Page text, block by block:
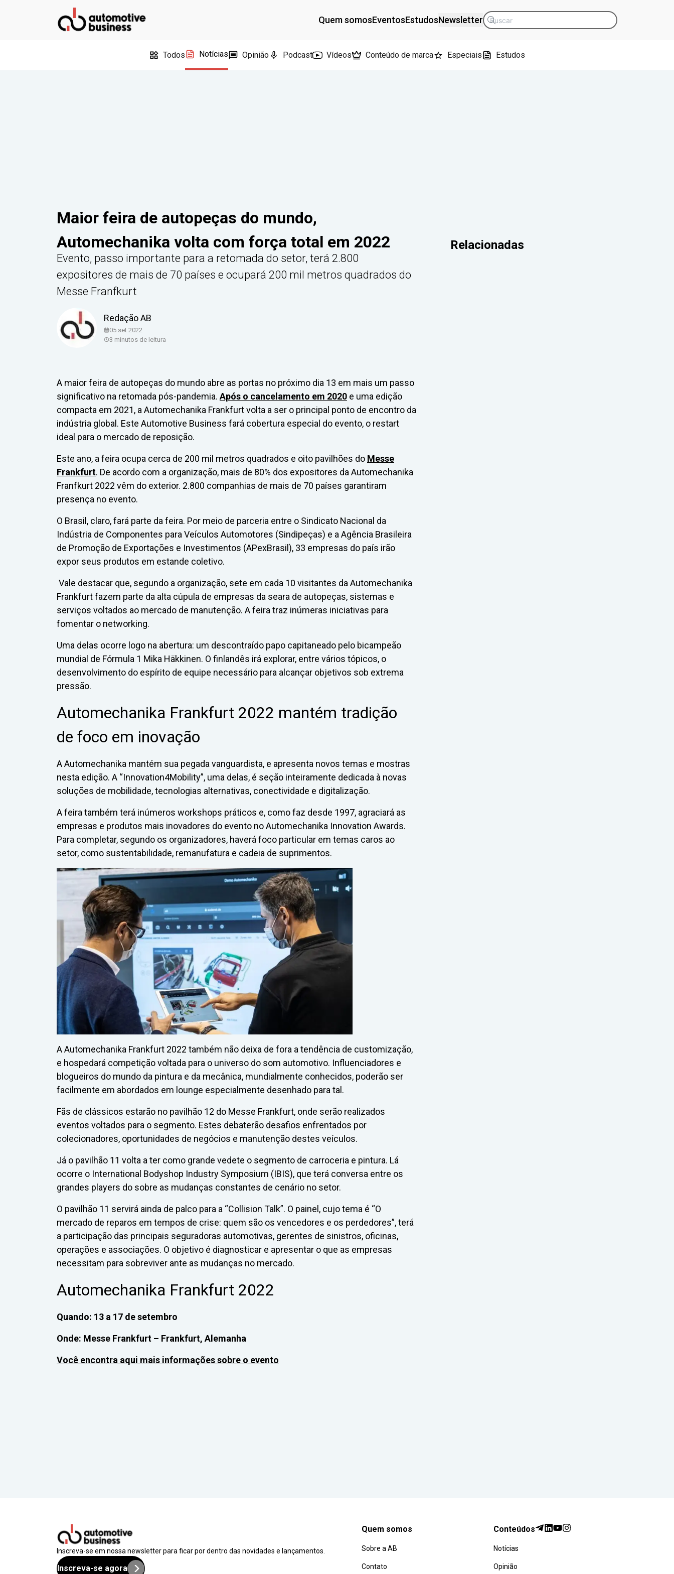
Quem somosEventosEstudosNewsletter
Todos Notícias Opinião Podcast Vídeos Conteúdo de marca Especiais Estudos
Maior feira de autopeças do mundo,
Automechanika volta com força total em 2022
Evento, passo importante para a retomada do setor, terá 2.800
expositores de mais de 70 países e ocupará 200 mil metros quadrados do
Messe Franfkurt
Redação AB
05 set 2022
3 minutos de leitura
A maior feira de autopeças do mundo abre as portas no próximo dia 13 em mais um passo
significativo na retomada pós-pandemia. Após o cancelamento em 2020 e uma edição
compacta em 2021, a Automechanika Frankfurt volta a ser o principal ponto de encontro da
indústria global. Este Automotive Business fará cobertura especial do evento, o restart
ideal para o mercado de reposição.
Este ano, a feira ocupa cerca de 200 mil metros quadrados e oito pavilhões do Messe
Frankfurt. De acordo com a organização, mais de 80% dos expositores da Automechanika
Franfkurt 2022 vêm do exterior. 2.800 companhias de mais de 70 países garantiram
presença no evento.
O Brasil, claro, fará parte da feira. Por meio de parceria entre o Sindicato Nacional da
Indústria de Componentes para Veículos Automotores (Sindipeças) e a Agência Brasileira
de Promoção de Exportações e Investimentos (APexBrasil), 33 empresas do país irão
expor seus produtos em estande coletivo.
Vale destacar que, segundo a organização, sete em cada 10 visitantes da Automechanika
Frankfurt fazem parte da alta cúpula de empresas da seara de autopeças, sistemas e
serviços voltados ao mercado de manutenção. A feira traz inúmeras iniciativas para
fomentar o networking.
Uma delas ocorre logo na abertura: um descontraído papo capitaneado pelo bicampeão
mundial de Fórmula 1 Mika Häkkinen. O finlandês irá explorar, entre vários tópicos, o
desenvolvimento do espírito de equipe necessário para alcançar objetivos sob extrema
pressão.
Automechanika Frankfurt 2022 mantém tradição
de foco em inovação
A Automechanika mantém sua pegada vanguardista, e apresenta novos temas e mostras
nesta edição. A “Innovation4Mobility”, uma delas, é seção inteiramente dedicada à novas
soluções de mobilidade, tecnologias alternativas, conectividade e digitalização.
A feira também terá inúmeros workshops práticos e, como faz desde 1997, agraciará as
empresas e produtos mais inovadores do evento no Automechanika Innovation Awards.
Para completar, segundo os organizadores, haverá foco particular em temas caros ao
setor, como sustentabilidade, remanufatura e cadeia de suprimentos.
A Automechanika Frankfurt 2022 também não deixa de fora a tendência de customização,
e hospedará competição voltada para o universo do som automotivo. Influenciadores e
blogueiros do mundo da pintura e da mecânica, mundialmente conhecidos, poderão ser
facilmente em abordados em lounge especialmente desenhado para tal.
Fãs de clássicos estarão no pavilhão 12 do Messe Frankfurt, onde serão realizados
eventos voltados para o segmento. Estes debaterão desafios enfrentados por
colecionadores, oportunidades de negócios e manutenção destes veículos.
Já o pavilhão 11 volta a ter como grande vedete o segmento de carroceria e pintura. Lá
ocorre o International Bodyshop Industry Symposium (IBIS), que terá conversa entre os
grandes players do sobre as mudanças constantes de cenário no setor.
O pavilhão 11 servirá ainda de palco para a “Collision Talk”. O painel, cujo tema é “O
mercado de reparos em tempos de crise: quem são os vencedores e os perdedores”, terá
a participação das principais seguradoras automotivas, gerentes de sinistros, oficinas,
operações e associações. O objetivo é diagnosticar e apresentar o que as empresas
necessitam para sobreviver ante as mudanças no mercado.
Automechanika Frankfurt 2022
Quando: 13 a 17 de setembro
Onde: Messe Frankfurt – Frankfurt, Alemanha
Você encontra aqui mais informações sobre o evento
Relacionadas
Inscreva-se em nossa newsletter para ficar por dentro das novidades e lançamentos.
Inscreva-se agora
Quem somos
Sobre a AB
Contato
Conteúdos
Notícias
Opinião